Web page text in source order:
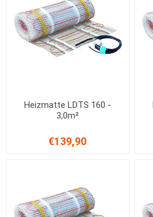
Heizmatte LDTS 160 -
3,0m²
€139,90